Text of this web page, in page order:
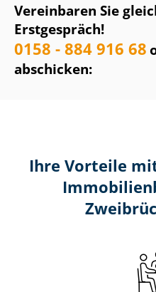
Vereinbaren Sie
Erstgespräch!
0158 - 884 916 68
abschicken:
Ihre Vorteile